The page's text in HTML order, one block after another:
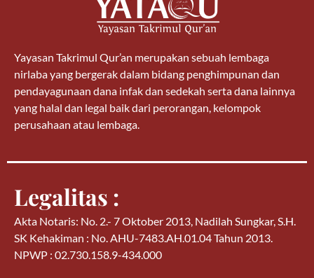
Yayasan Takrimul Qur’an merupakan sebuah lembaga
nirlaba yang bergerak dalam bidang penghimpunan dan
pendayagunaan dana infak dan sedekah serta dana lainnya
yang halal dan legal baik dari perorangan, kelompok
perusahaan atau lembaga.
Legalitas :
Akta Notaris: No. 2.- 7 Oktober 2013, Nadilah Sungkar, S.H.
SK Kehakiman : No. AHU-7483.AH.01.04 Tahun 2013.
NPWP : 02.730.158.9-434.000